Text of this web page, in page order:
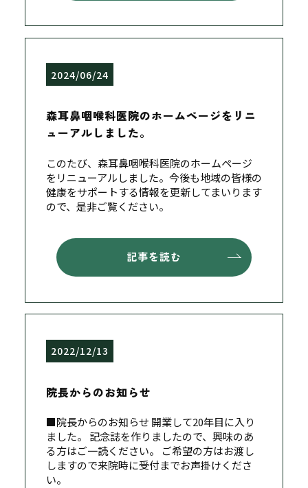
2024/06/24
森耳鼻咽喉科医院のホームページをリニ
ューアルしました。
このたび、森耳鼻咽喉科医院のホームページ
をリニューアルしました。今後も地域の皆様の
健康をサポートする情報を更新してまいります
ので、是非ご覧ください。
記事を読む
2022/12/13
院長からのお知らせ
■院長からのお知らせ 開業して20年目に入り
ました。 記念誌を作りましたので、興味のあ
る方はご一読ください。 ご希望の方はお渡し
しますので来院時に受付までお声掛けくださ
い。